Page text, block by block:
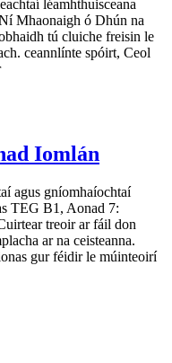
léamhthuisceana
Mhaonaigh ó Dhún na
tú cluiche freisin le
ceannlínte spóirt, Ceol
Iomlán
agus gníomhaíochtaí
TEG B1, Aonad 7:
treoir ar fáil don
ar na ceisteanna.
gur féidir le múinteoirí